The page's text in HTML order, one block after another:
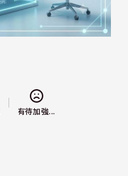
有待加強...